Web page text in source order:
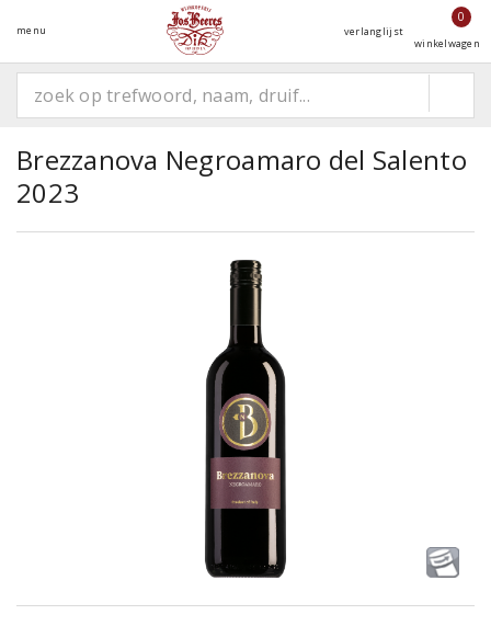
menu verlanglijst
0
winkelwagen
Brezzanova Negroamaro del Salento
2023